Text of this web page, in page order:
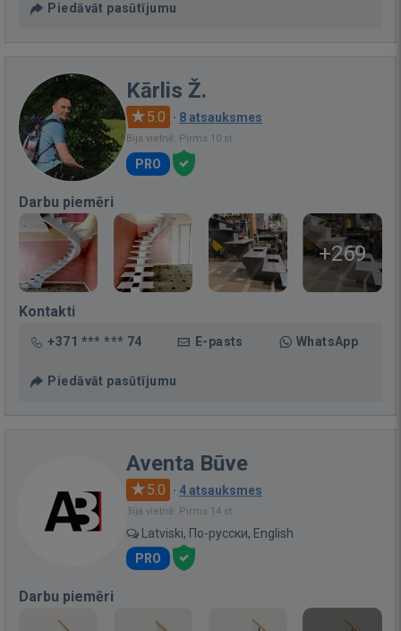
Piedāvāt pasūtījumu
Kārlis Ž.
5.0 · 8 atsauksmes
Bija vietnē: Pirms 10 st.
PRO
Darbu piemēri
+269
Kontakti
+371 *** *** 74 E-pasts WhatsApp
Piedāvāt pasūtījumu
Aventa Būve
5.0 · 4 atsauksmes
Bija vietnē: Pirms 14 st.
Latviski, По-русски, English
PRO
Darbu piemēri